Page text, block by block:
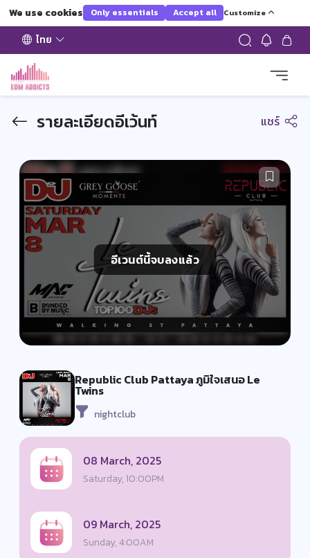
We use cookies Only essentials Accept all Customize
ไทย
รายละเอียดอีเว้นท์ แชร์
อีเวนต์นี้จบลงแล้ว
Republic Club Pattaya ภูมิใจเสนอ Le
Twins
nightclub
08 March, 2025
Saturday, 10:00PM
09 March, 2025
Sunday, 4:00AM